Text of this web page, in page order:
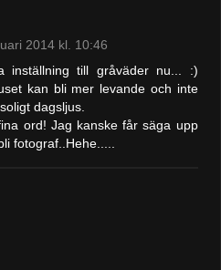
2014 kl. 10:46
inställning till gråväder nu... :)
kan bli mer levande och inte
dagsljus.
ord! Jag kanske får säga upp
fotograf..Hehe.....